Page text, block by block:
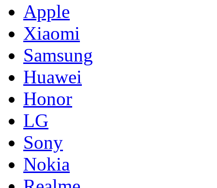
Apple
Xiaomi
Samsung
Huawei
Honor
LG
Sony
Nokia